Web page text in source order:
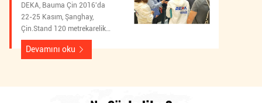
pompası kamyonu hidrolik
pompası, Çimento pompası
kamyonu hidrolik pompa
yedeği dahil olmak üzere
piyasadaki en son geliştirilen
DEKA, Bauma Çin 2016'da
22-25 Kasım, Şanghay,
Çin.Stand 120 metrekarelik
bir alanı kaplıyor ve
w3.100'de bulunuyor. DEKA,
yedek parçaları, Döner
Devamını oku